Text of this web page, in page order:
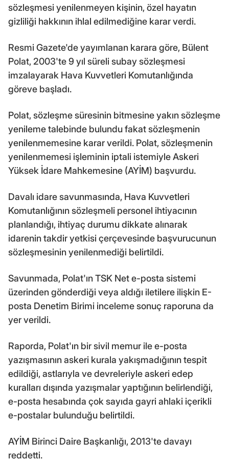
sözleşmesi yenilenmeyen kişinin, özel hayatın
gizliliği hakkının ihlal edilmediğine karar verdi.
Resmi Gazete'de yayımlanan karara göre, Bülent
Polat, 2003'te 9 yıl süreli subay sözleşmesi
imzalayarak Hava Kuvvetleri Komutanlığında
göreve başladı.
Polat, sözleşme süresinin bitmesine yakın sözleşme
yenileme talebinde bulundu fakat sözleşmenin
yenilenmemesine karar verildi. Polat, sözleşmenin
yenilenmemesi işleminin iptali istemiyle Askeri
Yüksek İdare Mahkemesine (AYİM) başvurdu.
Davalı idare savunmasında, Hava Kuvvetleri
Komutanlığının sözleşmeli personel ihtiyacının
planlandığı, ihtiyaç durumu dikkate alınarak
idarenin takdir yetkisi çerçevesinde başvurucunun
sözleşmesinin yenilenmediği belirtildi.
Savunmada, Polat'ın TSK Net e-posta sistemi
üzerinden gönderdiği veya aldığı iletilere ilişkin E-
posta Denetim Birimi inceleme sonuç raporuna da
yer verildi.
Raporda, Polat'ın bir sivil memur ile e-posta
yazışmasının askeri kurala yakışmadığının tespit
edildiği, astlarıyla ve devreleriyle askeri edep
kuralları dışında yazışmalar yaptığının belirlendiği,
e-posta hesabında çok sayıda gayri ahlaki içerikli
e-postalar bulunduğu belirtildi.
AYİM Birinci Daire Başkanlığı, 2013'te davayı
reddetti.